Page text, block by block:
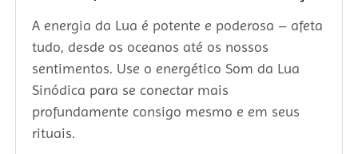
A energia da Lua é potente e poderosa – afeta
tudo, desde os oceanos até os nossos
sentimentos. Use o energético Som da Lua
Sinódica para se conectar mais
profundamente consigo mesmo e em seus
rituais.